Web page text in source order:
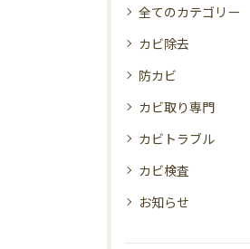
全てのカテゴリー
カビ除去
防カビ
カビ取り専門
カビトラブル
カビ検査
お知らせ